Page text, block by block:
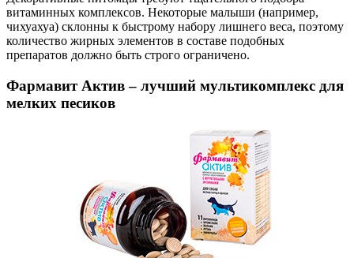
витаминных комплексов. Некоторые малыши (например,
чихуахуа) склонны к быстрому набору лишнего веса, поэтому
количество жирных элементов в составе подобных
препаратов должно быть строго ограничено.
Фармавит Актив – лучший мультикомплекс для
мелких песиков